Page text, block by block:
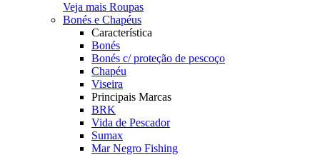
Veja mais Roupas
Bonés e Chapéus
Característica
Bonés
Bonés c/ proteção de pescoço
Chapéu
Viseira
Principais Marcas
BRK
Vida de Pescador
Sumax
Mar Negro Fishing